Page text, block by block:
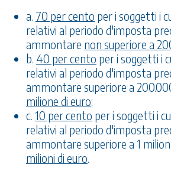
a. 70 per cento per i soggetti i
relativi al periodo d'imposta
ammontare non superiore a
b. 40 per cento per i soggetti i
relativi al periodo d'imposta
ammontare superiore a
milione di euro;
c. 10 per cento per i soggetti i
relativi al periodo d'imposta
ammontare superiore a 1
milioni di euro.